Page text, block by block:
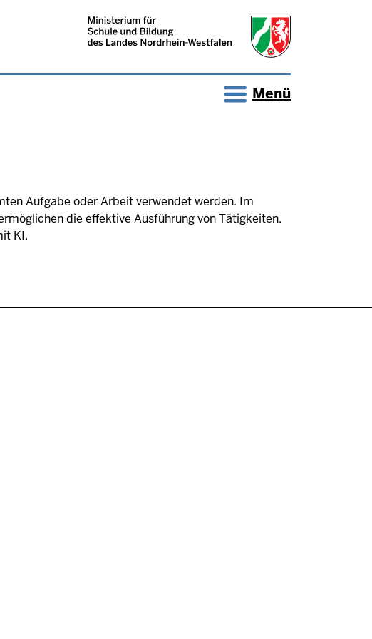
Menü
Aufgabe oder Arbeit verwendet werden. Im
die effektive Ausführung von Tätigkeiten.
KI.